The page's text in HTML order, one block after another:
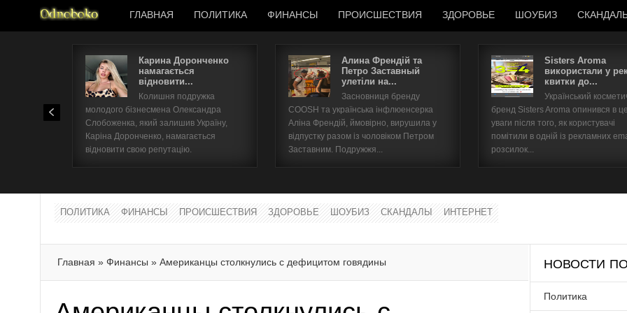
ГЛАВНАЯ ПОЛИТИКА ФИНАНСЫ ПРОИСШЕСТВИЯ ЗДОРОВЬЕ ШОУБИЗ
Карина Доронченко
намагається
відновити...
Колишня подружка
молодого бізнесмена Олександра
Слобоженка, який залишив Україну,
Каріна Доронченко, намагається
відновити свою репутацію.
Алина Френдій та
Петро Заставный
улетіли на...
Засновниця бренду
COOSH та українська інфлюенсерка
Аліна Френдій, ймовірно, вирушила у
відпустку разом із чоловіком Петром
Заставним. Подружжя...
Sisters Aroma
використали у
квитки до...
Український
бренд Sisters Aroma опинився в
уваги після того, як користувачі
помітили в одній із рекламних
розсилок...
ПОЛИТИКА ФИНАНСЫ ПРОИСШЕСТВИЯ ЗДОРОВЬЕ ШОУБИЗ СКАНДАЛЫ ИНТЕРНЕТ
Главная » Финансы » Американцы столкнулись с дефицитом говядины НОВОСТИ
Политика
Имя пользователя
Забыли имя пользователя?